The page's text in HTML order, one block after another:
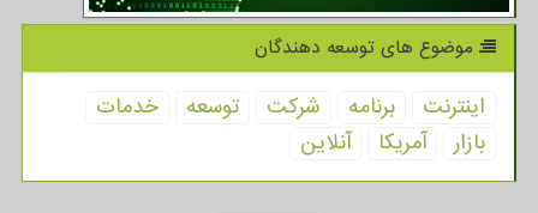
موضوع های توسعه دهندگان
اینترنت برنامه شركت توسعه
خدمات
بازار
آمریكا آنلاین